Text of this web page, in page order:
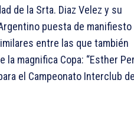
de la Srta. Diaz Velez y su
puesta de manifiesto
entre las que también
la magnifica Copa: “Esther
el Campeonato Interclub